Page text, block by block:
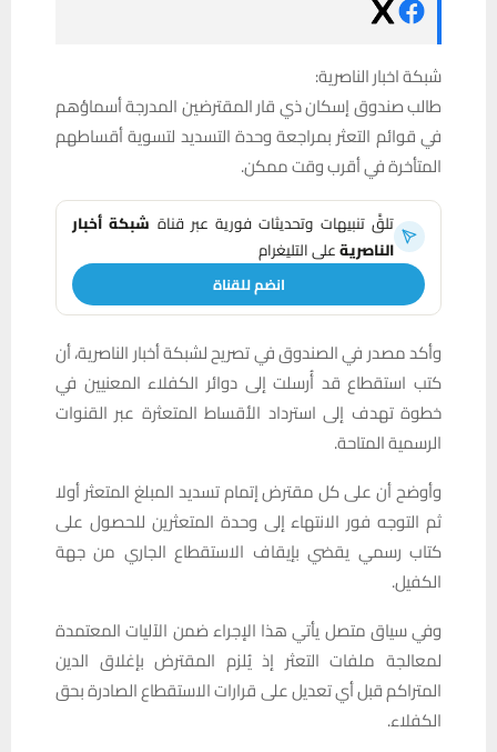
شبكة اخبار الناصرية:
طالب صندوق إسكان ذي قار المقترضين المدرجة أسماؤهم
في قوائم التعثر بمراجعة وحدة التسديد لتسوية أقساطهم
المتأخرة في أقرب وقت ممكن.
تلقَّ تنبيهات وتحديثات فورية عبر قناة شبكة أخبار
الناصريةعلى التليغرام
انضم للقناة
وأكد مصدر في الصندوق في تصريح لشبكة أخبار الناصرية، أن
كتب استقطاع قد أُرسلت إلى دوائر الكفلاء المعنيين في
خطوة تهدف إلى استرداد الأقساط المتعثرة عبر القنوات
الرسمية المتاحة.
وأوضح أن على كل مقترض إتمام تسديد المبلغ المتعثر أولا
ثم التوجه فور الانتهاء إلى وحدة المتعثرين للحصول على
كتاب رسمي يقضي بإيقاف الاستقطاع الجاري من جهة
الكفيل.
وفي سياق متصل يأتي هذا الإجراء ضمن الآليات المعتمدة
لمعالجة ملفات التعثر إذ يُلزم المقترض بإغلاق الدين
المتراكم قبل أي تعديل على قرارات الاستقطاع الصادرة بحق
الكفلاء.